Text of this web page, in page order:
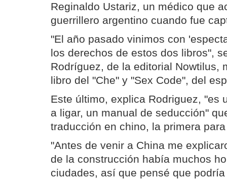
Reginaldo Ustariz, un médico que
guerrillero argentino cuando fue
"El año pasado vinimos con
los derechos de estos dos libros",
Rodríguez, de la editorial Nowtilus,
libro del "Che" y "Sex Code", del
Este último, explica Rodriguez, "es
a ligar, un manual de seducción"
traducción en chino, la primera
"Antes de venir a China me
de la construcción había muchos
ciudades, así que pensé que